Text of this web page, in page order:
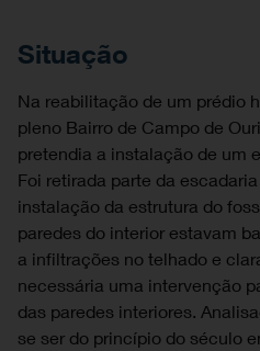
Situação
Na reabilitação de um prédio
pleno Bairro de Campo de
pretendia a instalação de um
Foi retirada parte da
instalação da estrutura do
paredes do interior estavam
a infiltrações no telhado e
necessária uma intervenção
das paredes interiores.
se ser do princípio do século